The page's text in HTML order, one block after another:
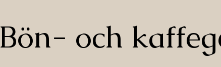
Bön- och